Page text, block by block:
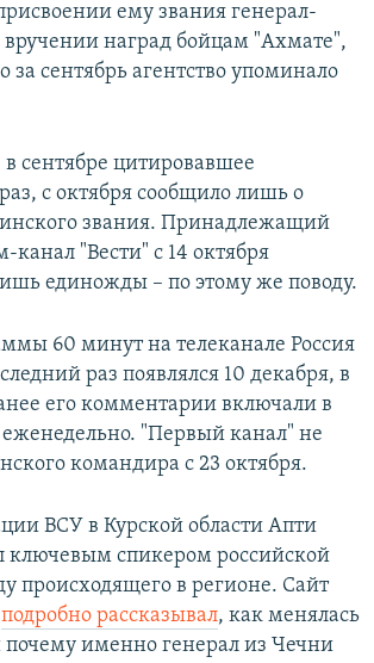
ему звания генерал-
вручении наград бойцам "Ахмате",
за сентябрь агентство упоминало
сентябре цитировавшее
с октября сообщило лишь о
звания. Принадлежащий
канал "Вести" с 14 октября
единожды – по этому же поводу.
60 минут на телеканале Россия
раз появлялся 10 декабря, в
его комментарии включали в
"Первый канал" не
командира с 23 октября.
ВСУ в Курской области Апти
ключевым спикером российской
происходящего в регионе. Сайт
подробно рассказывал, как менялась
почему именно генерал из Чечни